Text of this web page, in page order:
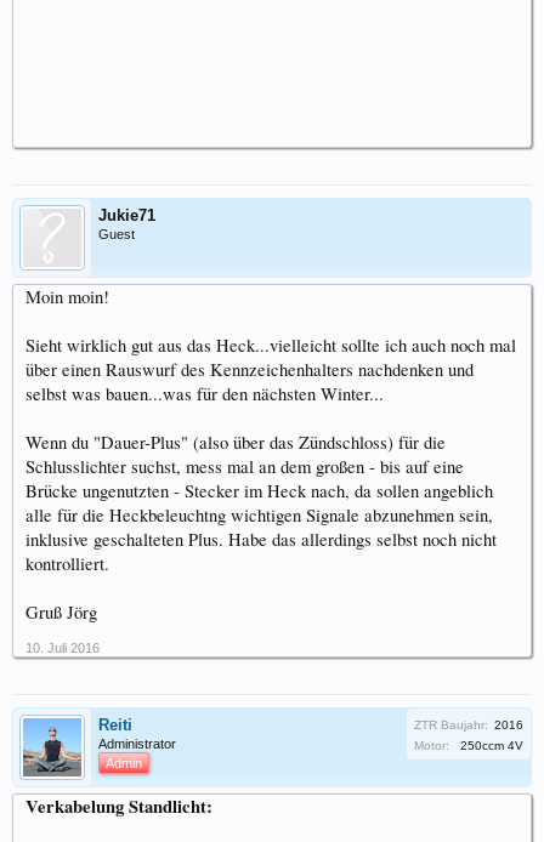
Jukie71
Guest
Moin moin!
Sieht wirklich gut aus das Heck...vielleicht sollte ich auch noch mal
über einen Rauswurf des Kennzeichenhalters nachdenken und
selbst was bauen...was für den nächsten Winter...
Wenn du "Dauer-Plus" (also über das Zündschloss) für die
Schlusslichter suchst, mess mal an dem großen - bis auf eine
Brücke ungenutzten - Stecker im Heck nach, da sollen angeblich
alle für die Heckbeleuchtng wichtigen Signale abzunehmen sein,
inklusive geschalteten Plus. Habe das allerdings selbst noch nicht
kontrolliert.
Gruß Jörg
10. Juli 2016
Reiti
Administrator
Admin
ZTR Baujahr: 2016
Motor:
250ccm 4V
Verkabelung Standlicht: